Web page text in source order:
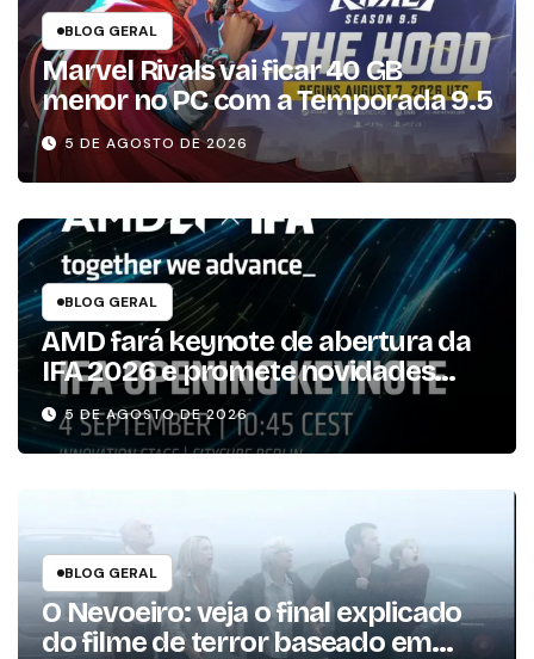
BLOG GERAL
Marvel Rivals vai ficar 40 GB
menor no PC com a Temporada 9.5
5 DE AGOSTO DE 2026
BLOG GERAL
AMD fará keynote de abertura da
IFA 2026 e promete novidades
para os consumidores
5 DE AGOSTO DE 2026
BLOG GERAL
O Nevoeiro: veja o final explicado
do filme de terror baseado em